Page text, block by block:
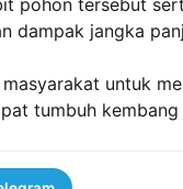
dampak jangka
untuk
tumbuh